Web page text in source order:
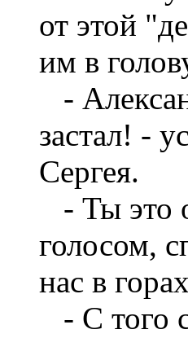
от этой
им в
-
застал! -
Сергея.
- Ты это
голосом,
нас в
- С того